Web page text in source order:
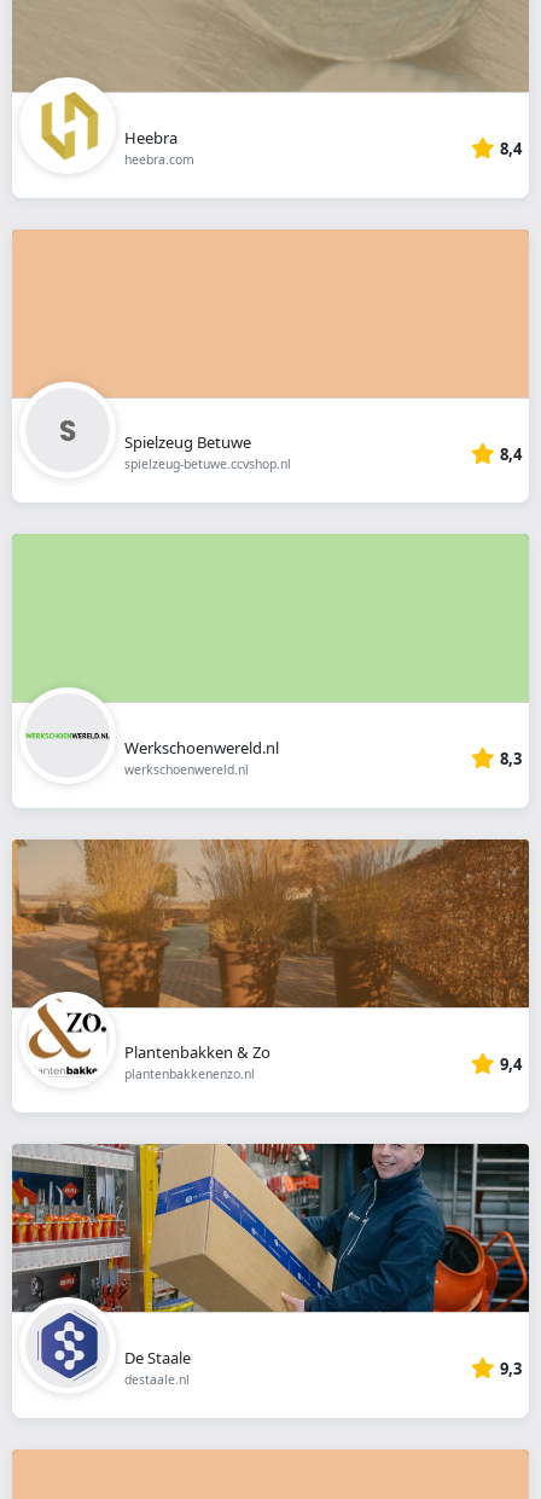
Heebra
heebra.com 8,4
Spielzeug Betuwe
spielzeug-betuwe.ccvshop.nl 8,4
Werkschoenwereld.nl
werkschoenwereld.nl 8,3
Plantenbakken & Zo
plantenbakkenenzo.nl 9,4
De Staale
destaale.nl 9,3